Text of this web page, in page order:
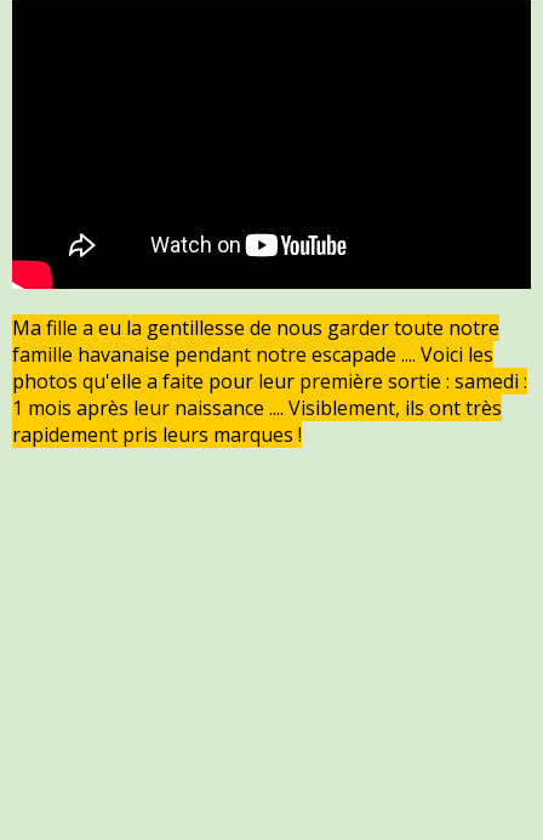
Ma fille a eu la gentillesse de nous garder toute notre
famille havanaise pendant notre escapade .... Voici les
photos qu'elle a faite pour leur première sortie : samedi :
1 mois après leur naissance .... Visiblement, ils ont très
rapidement pris leurs marques !